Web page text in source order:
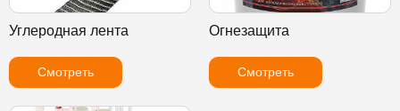
Углеродная лента
Смотреть
Огнезащита
Смотреть